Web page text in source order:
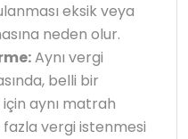
eksik veya
neden olur.
Aynı vergi
belli bir
aynı matrah
vergi istenmesi